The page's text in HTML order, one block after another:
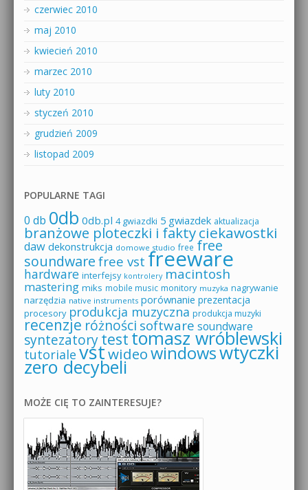
czerwiec 2010
maj 2010
kwiecień 2010
marzec 2010
luty 2010
styczeń 2010
grudzień 2009
listopad 2009
POPULARNE TAGI
0 db 0db 0db.pl 4 gwiazdki 5 gwiazdek aktualizacja
branżowe ploteczki i faktyciekawostki
daw dekonstrukcja domowe studio free free
soundware free vst freeware
hardware interfejsy kontrolery macintosh
mastering miks mobile music monitory muzyka nagrywanie
narzędzia native instruments porównanie prezentacja
procesory produkcja muzyczna produkcja muzyki
recenzje różności software soundware
syntezatorytesttomasz wróblewski
tutoriale vstwideowindowswtyczki
zero decybeli
MOŻE CIĘ TO ZAINTERESUJE?